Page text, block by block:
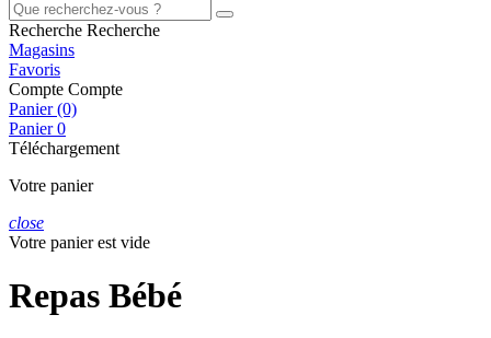
Recherche Recherche
Magasins
Favoris
Compte Compte
Panier (0)
Panier0
Téléchargement
Votre panier
close
Votre panier est vide
Repas Bébé